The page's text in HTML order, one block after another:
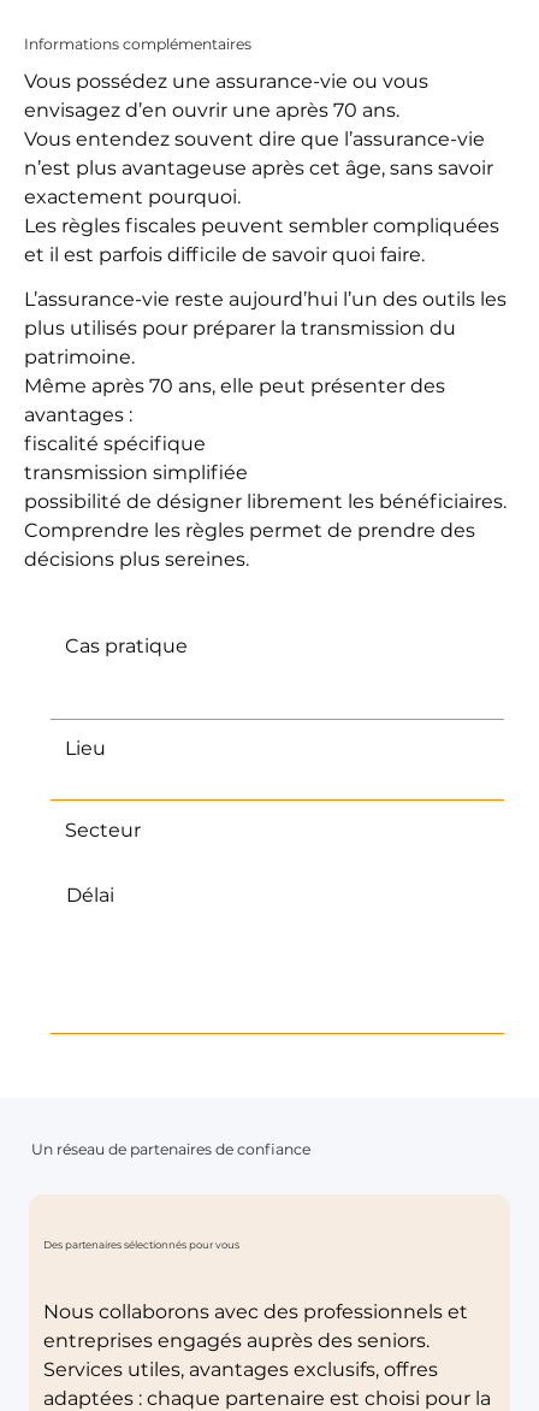
Informations complémentaires
Vous possédez une assurance-vie ou vous
envisagez d’en ouvrir une après 70 ans.
Vous entendez souvent dire que l’assurance-vie
n’est plus avantageuse après cet âge, sans savoir
exactement pourquoi.
Les règles fiscales peuvent sembler compliquées
et il est parfois difficile de savoir quoi faire.
L’assurance-vie reste aujourd’hui l’un des outils les
plus utilisés pour préparer la transmission du
patrimoine.
Même après 70 ans, elle peut présenter des
avantages :
fiscalité spécifique
transmission simplifiée
possibilité de désigner librement les bénéficiaires.
Comprendre les règles permet de prendre des
décisions plus sereines.
Cas pratique
Lieu
Secteur
Délai
Un réseau de partenaires de confiance
Des partenaires sélectionnés pour vous
Nous collaborons avec des professionnels et
entreprises engagés auprès des seniors.
Services utiles, avantages exclusifs, offres
adaptées : chaque partenaire est choisi pour la